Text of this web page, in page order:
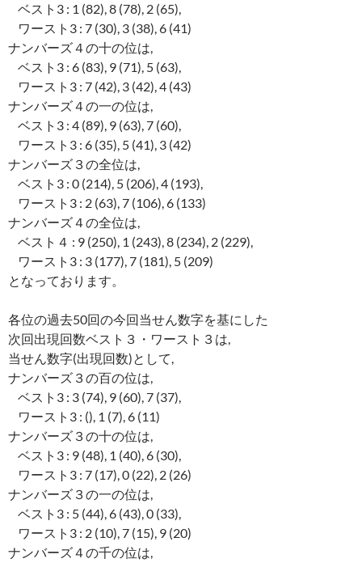
ベスト3 : 1 (82), 8 (78), 2 (65),
ワースト3 : 7 (30), 3 (38), 6 (41)
ナンバーズ４の十の位は,
ベスト3 : 6 (83), 9 (71), 5 (63),
ワースト3 : 7 (42), 3 (42), 4 (43)
ナンバーズ４の一の位は,
ベスト3 : 4 (89), 9 (63), 7 (60),
ワースト3 : 6 (35), 5 (41), 3 (42)
ナンバーズ３の全位は,
ベスト3 : 0 (214), 5 (206), 4 (193),
ワースト3 : 2 (63), 7 (106), 6 (133)
ナンバーズ４の全位は,
ベスト４ : 9 (250), 1 (243), 8 (234), 2 (229),
ワースト3 : 3 (177), 7 (181), 5 (209)
となっております。
各位の過去50回の今回当せん数字を基にした
次回出現回数ベスト３・ワースト３は,
当せん数字(出現回数)として,
ナンバーズ３の百の位は,
ベスト3 : 3 (74), 9 (60), 7 (37),
ワースト3 : (), 1 (7), 6 (11)
ナンバーズ３の十の位は,
ベスト3 : 9 (48), 1 (40), 6 (30),
ワースト3 : 7 (17), 0 (22), 2 (26)
ナンバーズ３の一の位は,
ベスト3 : 5 (44), 6 (43), 0 (33),
ワースト3 : 2 (10), 7 (15), 9 (20)
ナンバーズ４の千の位は,